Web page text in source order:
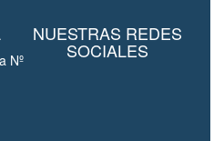
Nº
NUESTRAS REDES
SOCIALES